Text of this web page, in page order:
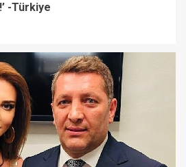
-Türkiye